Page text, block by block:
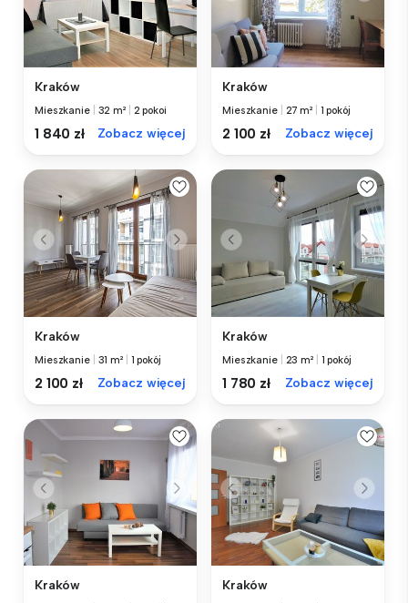
Kraków
Mieszkanie 32 m² 2 pokoi
1 840 zł Zobacz więcej
Kraków
Mieszkanie 27 m² 1 pokój
2 100 zł Zobacz więcej
Kraków
Mieszkanie 31 m² 1 pokój
2 100 zł Zobacz więcej
Kraków
Mieszkanie 23 m² 1 pokój
1 780 zł Zobacz więcej
Kraków Kraków